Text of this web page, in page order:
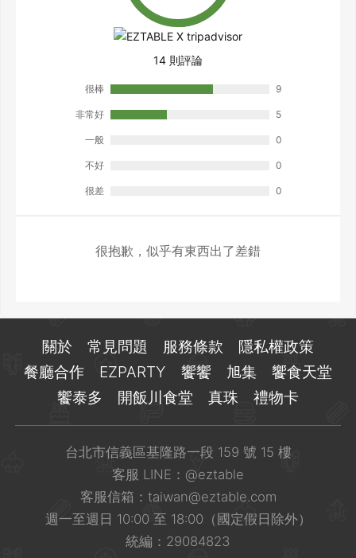
14 則評論
很棒 9
非常好 5
一般 0
不好 0
很差 0
很抱歉，似乎有東西出了差錯
關於 常見問題 服務條款
隱私權政策
餐廳合作
EZPARTY 饗饗 旭集
饗食天堂
饗泰多
開飯川食堂 真珠 禮物卡
台北市信義區基隆路一段 159 號 15 樓
客服 LINE： @eztable
客服信箱： taiwan@eztable.com
週一至週日 10:00 至 18:00（國定假日除外）
統編：29084823